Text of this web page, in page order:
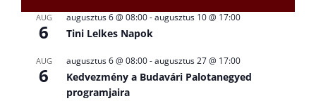
AUG
6
augusztus 6 @ 08:00-augusztus 10 @ 17:00
Tini Lelkes Napok
AUG
6
augusztus 6 @ 08:00-augusztus 27 @ 17:00
Kedvezmény a Budavári Palotanegyed
programjaira